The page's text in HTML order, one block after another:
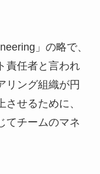
」の略で、
責任者と言われ
リング組織が円
せるために、
てチームのマネ